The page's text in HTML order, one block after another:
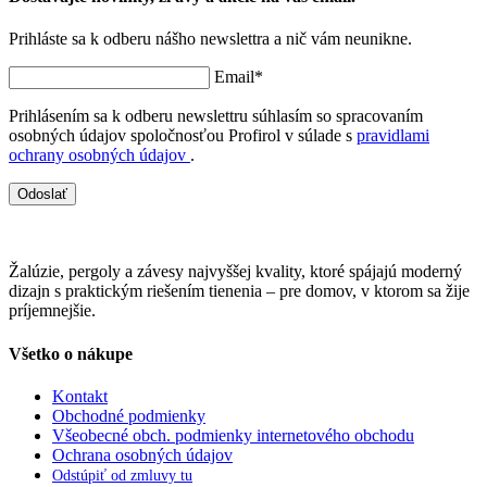
Prihláste sa k odberu nášho newslettra a nič vám neunikne.
Email*
Prihlásením sa k odberu newslettru súhlasím so spracovaním
osobných údajov spoločnosťou Profirol v súlade s pravidlami
ochrany osobných údajov .
Odoslať
Žalúzie, pergoly a závesy najvyššej kvality, ktoré spájajú moderný
dizajn s praktickým riešením tienenia – pre domov, v ktorom sa žije
príjemnejšie.
Všetko o nákupe
Kontakt
Obchodné podmienky
Všeobecné obch. podmienky internetového obchodu
Ochrana osobných údajov
Odstúpiť od zmluvy tu